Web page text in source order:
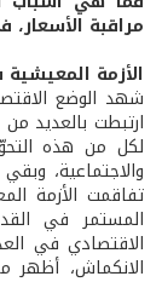
مراقبة
الأزمة
شهد الوضع
ارتبطت بالعديد
لكل من هذه
والاجتماعية،
المستمر في
الاقتصادي في
الانكماش، أظهر